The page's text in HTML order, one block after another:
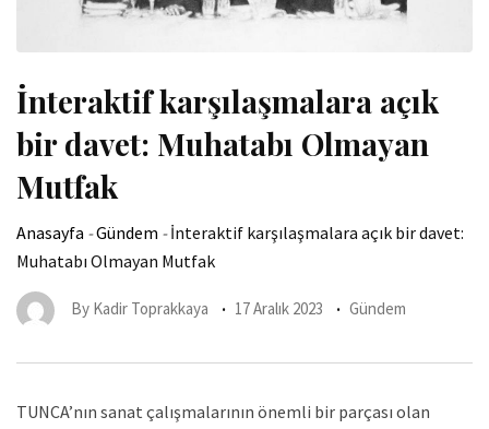
İnteraktif karşılaşmalara açık
bir davet: Muhatabı Olmayan
Mutfak
Anasayfa -Gündem -İnteraktif karşılaşmalara açık bir davet:
Muhatabı Olmayan Mutfak
By Kadir Toprakkaya 17 Aralık 2023 Gündem
TUNCA’nın sanat çalışmalarının önemli bir parçası olan